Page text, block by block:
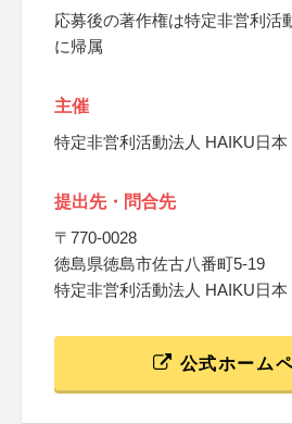
応募後の著作権は特定非営利活
に帰属
主催
特定非営利活動法人 HAIKU日本
提出先・問合先
〒770-0028
徳島県徳島市佐古八番町5-19
特定非営利活動法人 HAIKU日
公式ホーム